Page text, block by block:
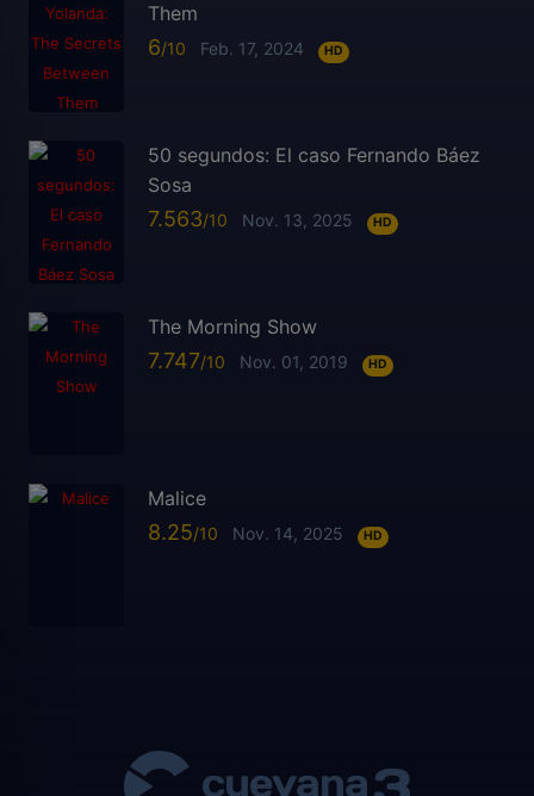
Them
6 Feb. 17, 2024 HD
50 segundos: El caso Fernando Báez
Sosa
7.563 Nov. 13, 2025 HD
The Morning Show
7.747 Nov. 01, 2019 HD
Malice
8.25 Nov. 14, 2025 HD